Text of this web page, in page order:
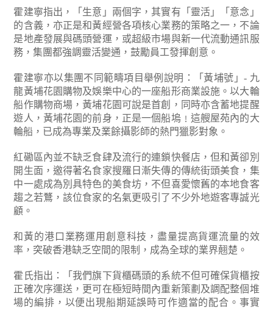
霍建寧指出，「生意」兩個字，其實有「靈活」「意念」
的含義，亦正是和黃經營各項核心業務的策略之一，不論
是地產發展與碼頭營運，或超級市場與新一代流動通訊服
務，集團都強調靈活變通，鼓勵員工發揮創意。
霍建寧亦以集團不同範疇項目舉例說明：「黃埔號」- 九
龍黃埔花園購物及娛樂中心的一座船形商業設施。以大輪
船作購物商場，黃埔花園可說是首創，同時亦含蓄地提醒
遊人，黃埔花園的前身，正是一個船塢﹗這艘屋苑內的大
輪船，已成為專業及業餘攝影師的熱門獵影對象。
紅磡區內並不缺乏食肆及流行的連鎖快餐店，但和黃卻別
開生面，邀得著名食家搜羅日漸失傳的傳統街頭美食，集
中一處成為別具特色的美食坊，不但喜愛懷舊的本地食客
趨之若鶩，該位食家的名氣更吸引了不少外地遊客專誠光
顧。
和黃的港口業務運用創意科技，盡量提高貨運流量的效
率，突破香港缺乏空間的限制，成為全球的業界翹楚。
霍氏指出：「我們旗下貨櫃碼頭的系統不但可確保貨櫃按
正確次序運送，更可在極短時間內重新策劃及調配整個堆
場的編排，以便出現船期延誤時可作適當的配合。事實